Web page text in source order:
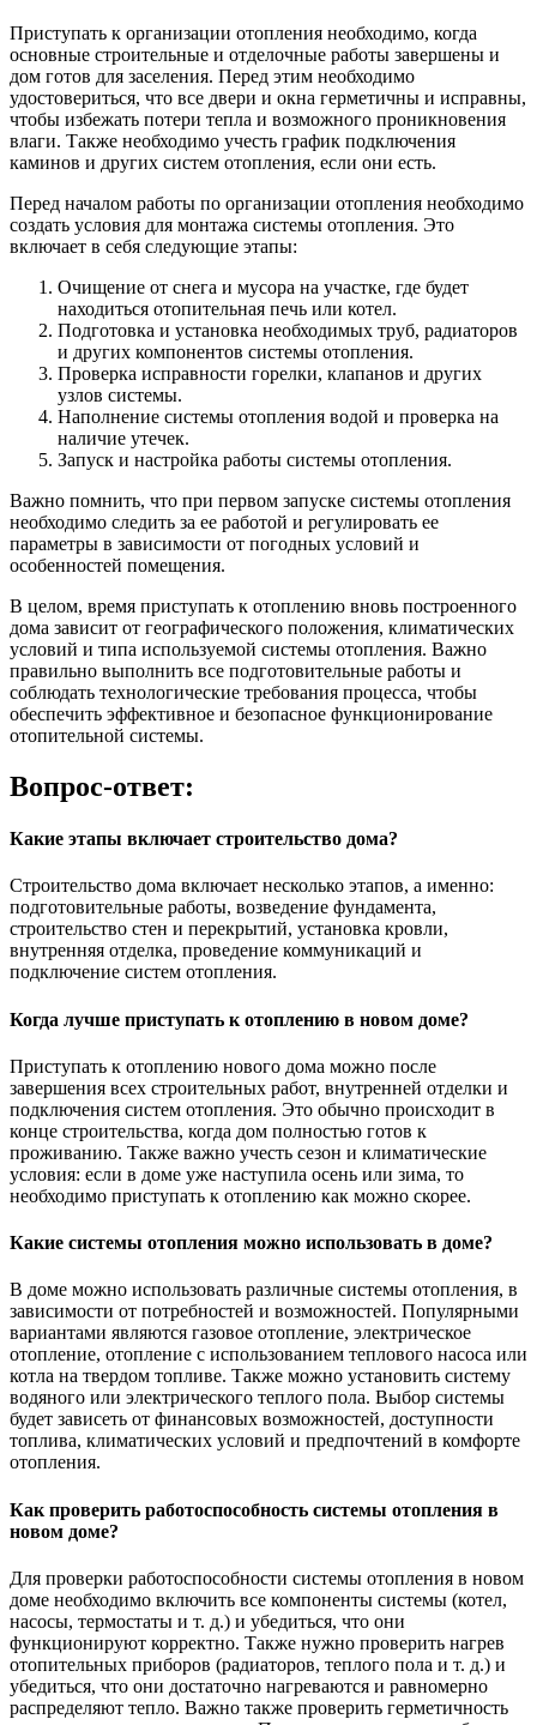
Приступать к организации отопления необходимо, когда
основные строительные и отделочные работы завершены и
дом готов для заселения. Перед этим необходимо
удостовериться, что все двери и окна герметичны и исправны,
чтобы избежать потери тепла и возможного проникновения
влаги. Также необходимо учесть график подключения
каминов и других систем отопления, если они есть.
Перед началом работы по организации отопления необходимо
создать условия для монтажа системы отопления. Это
включает в себя следующие этапы:
Очищение от снега и мусора на участке, где будет
находиться отопительная печь или котел.
Подготовка и установка необходимых труб, радиаторов
и других компонентов системы отопления.
Проверка исправности горелки, клапанов и других
узлов системы.
Наполнение системы отопления водой и проверка на
наличие утечек.
Запуск и настройка работы системы отопления.
Важно помнить, что при первом запуске системы отопления
необходимо следить за ее работой и регулировать ее
параметры в зависимости от погодных условий и
особенностей помещения.
В целом, время приступать к отоплению вновь построенного
дома зависит от географического положения, климатических
условий и типа используемой системы отопления. Важно
правильно выполнить все подготовительные работы и
соблюдать технологические требования процесса, чтобы
обеспечить эффективное и безопасное функционирование
отопительной системы.
Вопрос-ответ:
Какие этапы включает строительство дома?
Строительство дома включает несколько этапов, а именно:
подготовительные работы, возведение фундамента,
строительство стен и перекрытий, установка кровли,
внутренняя отделка, проведение коммуникаций и
подключение систем отопления.
Когда лучше приступать к отоплению в новом доме?
Приступать к отоплению нового дома можно после
завершения всех строительных работ, внутренней отделки и
подключения систем отопления. Это обычно происходит в
конце строительства, когда дом полностью готов к
проживанию. Также важно учесть сезон и климатические
условия: если в доме уже наступила осень или зима, то
необходимо приступать к отоплению как можно скорее.
Какие системы отопления можно использовать в доме?
В доме можно использовать различные системы отопления, в
зависимости от потребностей и возможностей. Популярными
вариантами являются газовое отопление, электрическое
отопление, отопление с использованием теплового насоса или
котла на твердом топливе. Также можно установить систему
водяного или электрического теплого пола. Выбор системы
будет зависеть от финансовых возможностей, доступности
топлива, климатических условий и предпочтений в комфорте
отопления.
Как проверить работоспособность системы отопления в
новом доме?
Для проверки работоспособности системы отопления в новом
доме необходимо включить все компоненты системы (котел,
насосы, термостаты и т. д.) и убедиться, что они
функционируют корректно. Также нужно проверить нагрев
отопительных приборов (радиаторов, теплого пола и т. д.) и
убедиться, что они достаточно нагреваются и равномерно
распределяют тепло. Важно также проверить герметичность